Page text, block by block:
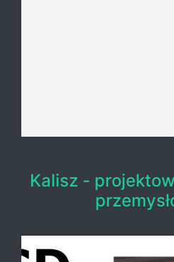
Kalisz -